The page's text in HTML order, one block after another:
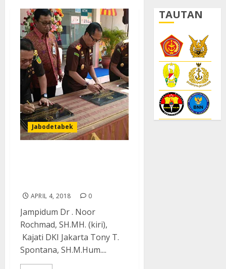
Jabodetabek
APRIL 4, 2018 0
Jampidum Dr . Noor
Rochmad, SH.MH. (kiri),
Kajati DKI Jakarta Tony T.
Spontana, SH.M.Hum....
TAUTAN